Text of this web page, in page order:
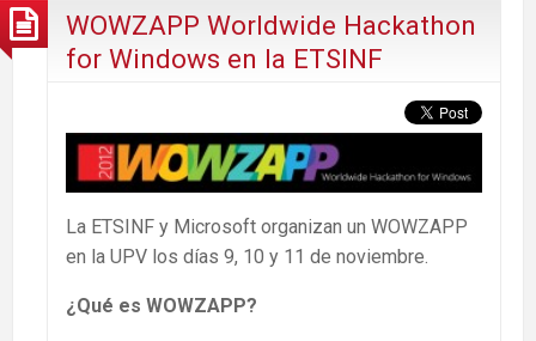
WOWZAPP Worldwide Hackathon
for Windows en la ETSINF
La ETSINF y Microsoft organizan un WOWZAPP
en la UPV los días 9, 10 y 11 de noviembre.
¿Qué es WOWZAPP?